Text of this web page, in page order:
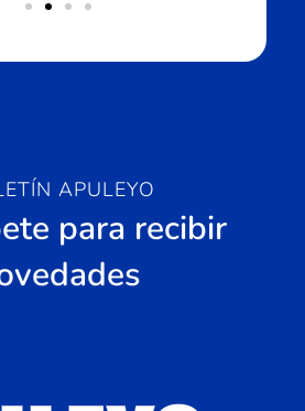
APULEYO
para recibir